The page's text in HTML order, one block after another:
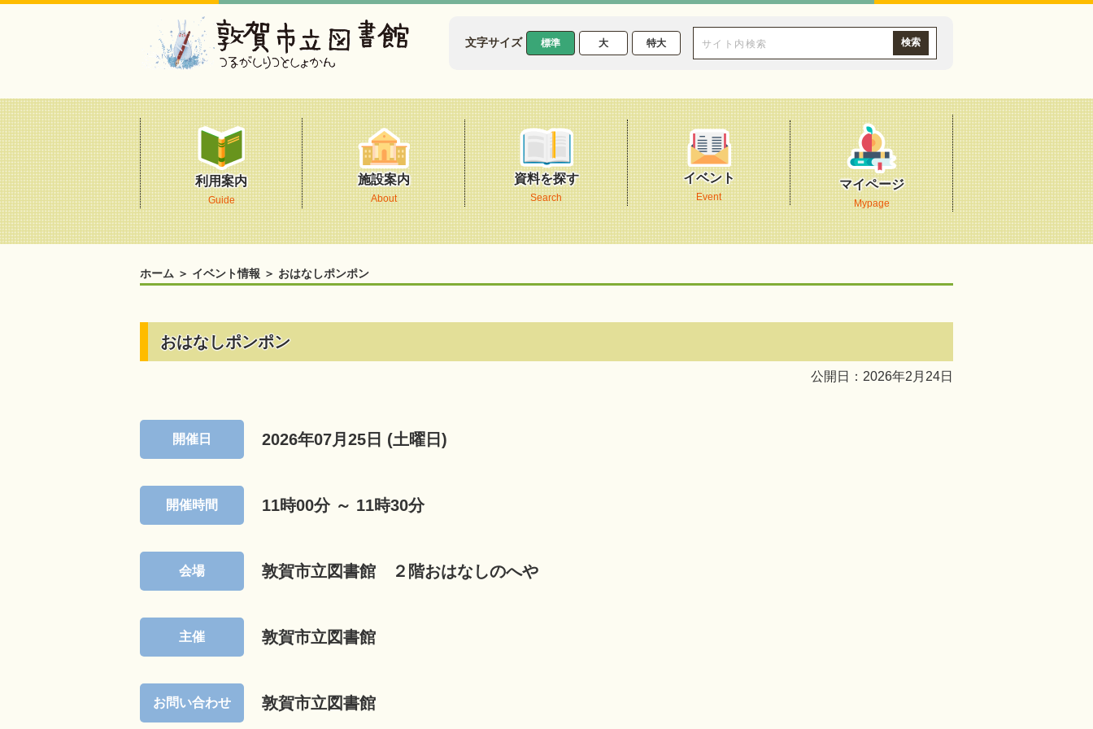
文字サイズ 標準 大 特大
利用案内
Guide
施設案内
About
資料を探す
Search
イベント
Event
マイページ
Mypage
ホーム ＞ イベント情報 ＞ おはなしポンポン
おはなしポンポン
公開日：2026年2月24日
開催日 2026年07月25日 (土曜日)
開催時間 11時00分 ～ 11時30分
会場 敦賀市立図書館 ２階おはなしのへや
主催 敦賀市立図書館
お問い合わせ 敦賀市立図書館